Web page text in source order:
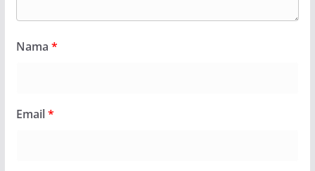
Nama *
Email*